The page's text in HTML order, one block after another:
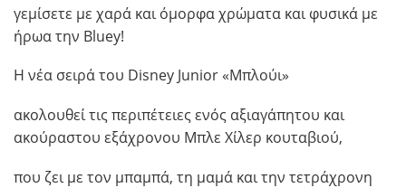
γεμίσετε με χαρά και όμορφα χρώματα και φυσικά με
ήρωα την Bluey!
Η νέα σειρά του Disney Junior «Μπλούι»
ακολουθεί τις περιπέτειες ενός αξιαγάπητου και
ακούραστου εξάχρονου Μπλε Χίλερ κουταβιού,
που ζει με τον μπαμπά, τη μαμά και την τετράχρονη